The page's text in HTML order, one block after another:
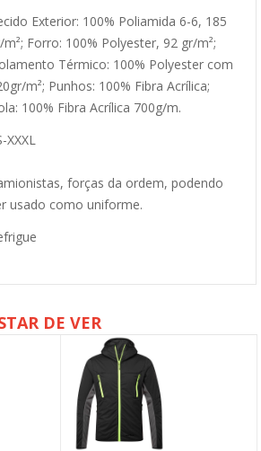
Exterior: 100% Poliamida 6-6, 185
m²; Forro: 100% Polyester, 92 gr/m²;
Térmico: 100% Polyester com
m²; Punhos: 100% Fibra Acrílica;
100% Fibra Acrílica 700g/m.
XXXL
forças da ordem, podendo
usado como uniforme.
DE VER